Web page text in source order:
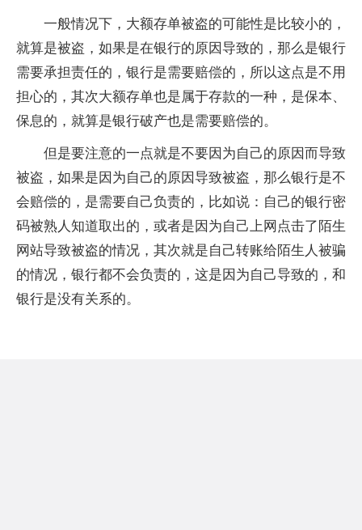
一般情况下，大额存单被盗的可能性是比较小的，
就算是被盗，如果是在银行的原因导致的，那么是银行
需要承担责任的，银行是需要赔偿的，所以这点是不用
担心的，其次大额存单也是属于存款的一种，是保本、
保息的，就算是银行破产也是需要赔偿的。
但是要注意的一点就是不要因为自己的原因而导致
被盗，如果是因为自己的原因导致被盗，那么银行是不
会赔偿的，是需要自己负责的，比如说：自己的银行密
码被熟人知道取出的，或者是因为自己上网点击了陌生
网站导致被盗的情况，其次就是自己转账给陌生人被骗
的情况，银行都不会负责的，这是因为自己导致的，和
银行是没有关系的。